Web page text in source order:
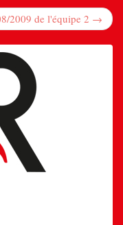
2009 de l'équipe 2 →